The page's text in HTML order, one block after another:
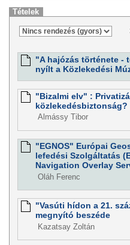
Tételek
"A hajózás története -
nyílt a Közlekedési
"Bizalmi elv" :
közlekedésbiztonság?
Almássy Tibor
"EGNOS" Európai
lefedési Szolgáltatás
Navigation Overlay
Oláh Ferenc
"Vasúti hídon a 21.
megnyító beszéde
Kazatsay Zoltán